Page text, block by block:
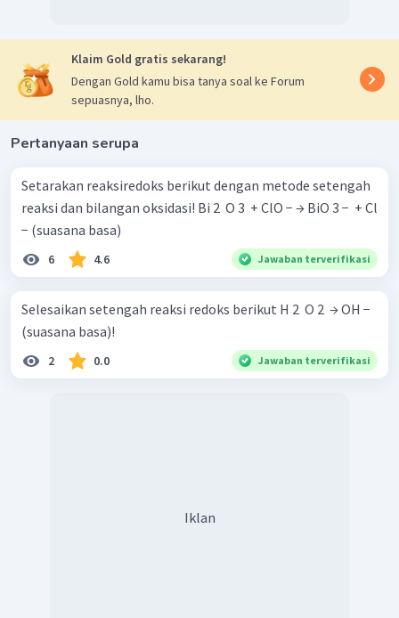
Klaim Gold gratis sekarang!
Dengan Gold kamu bisa tanya soal ke Forum
sepuasnya, lho.
Pertanyaan serupa
Setarakan reaksiredoks berikut dengan metode setengah
reaksi dan bilangan oksidasi! Bi 2 ​ O 3 ​ + ClO − → BiO 3 − ​ + Cl
− (suasana basa)
6 4.6 Jawaban terverifikasi
Selesaikan setengah reaksi redoks berikut H 2 ​ O 2 ​ → OH −
(suasana basa)!
2 0.0 Jawaban terverifikasi
Iklan